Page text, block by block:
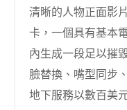
清晰的人物正面影
卡，一個具有基本
內生成一段足以摧
臉替換、嘴型同步
地下服務以數百美